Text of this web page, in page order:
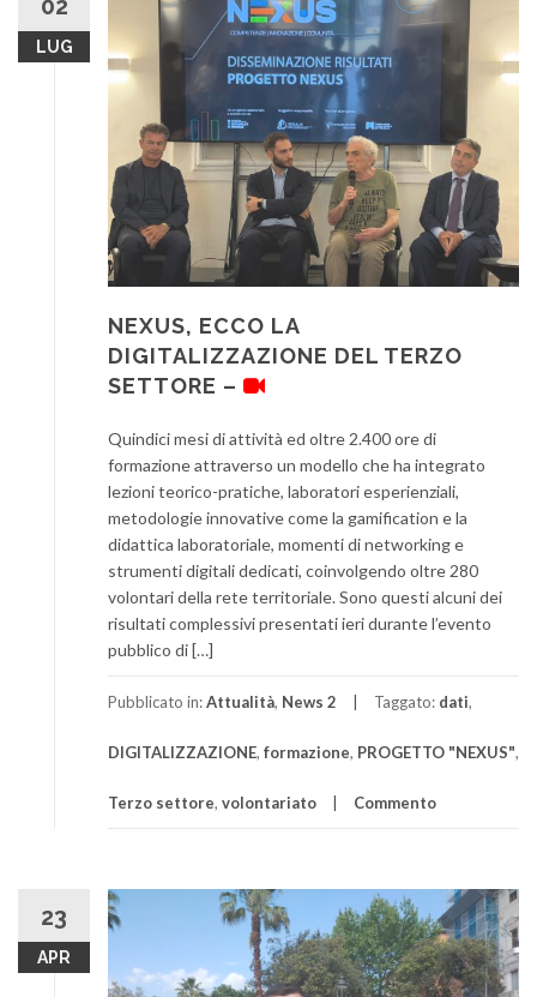
LUG
NEXUS, ECCO LA
DIGITALIZZAZIONE DEL TERZO
SETTORE –
Quindici mesi di attività ed oltre 2.400 ore di
formazione attraverso un modello che ha integrato
lezioni teorico-pratiche, laboratori esperienziali,
metodologie innovative come la gamification e la
didattica laboratoriale, momenti di networking e
strumenti digitali dedicati, coinvolgendo oltre 280
volontari della rete territoriale. Sono questi alcuni dei
risultati complessivi presentati ieri durante l’evento
pubblico di […]
Pubblicato in:Attualità, News 2 Taggato: dati,
DIGITALIZZAZIONE, formazione, PROGETTO "NEXUS",
Terzo settore, volontariato Commento
23
APR